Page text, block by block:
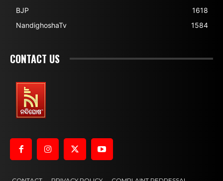
BJP
1618
NandighoshaTv
1584
CONTACT US